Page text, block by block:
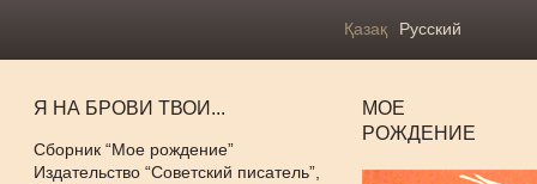
Қазақ Русский
Я НА БРОВИ ТВОИ...
Сборник “Мое рождение”
Издательство “Советский писатель”,
МОЕ
РОЖДЕНИЕ